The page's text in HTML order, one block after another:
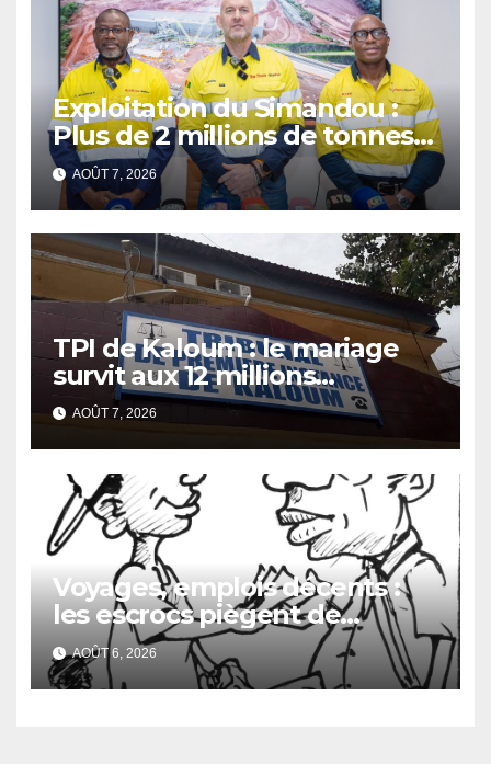
Exploitation du Simandou :
Plus de 2 millions de tonnes
de fer exportées
AOÛT 7, 2026
TPI de Kaloum : le mariage
survit aux 12 millions
détournés
AOÛT 7, 2026
Voyages, emplois décents :
les escrocs piègent de
nombreux jeunes
AOÛT 6, 2026